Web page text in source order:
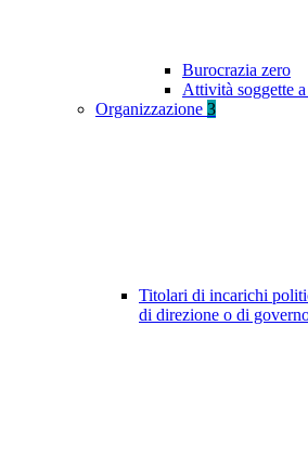
Burocrazia zero
Attività soggette
Organizzazione 3
Titolari di incarichi
di direzione o di